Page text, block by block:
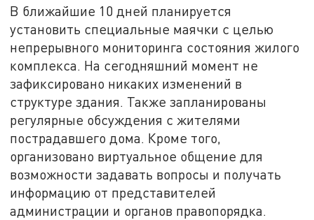
В ближайшие 10 дней планируется
установить специальные маячки с целью
непрерывного мониторинга состояния жилого
комплекса. На сегодняшний момент не
зафиксировано никаких изменений в
структуре здания. Также запланированы
регулярные обсуждения с жителями
пострадавшего дома. Кроме того,
организовано виртуальное общение для
возможности задавать вопросы и получать
информацию от представителей
администрации и органов правопорядка.